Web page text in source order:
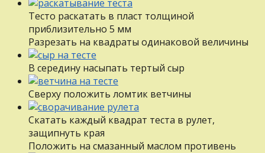
Тесто раскатать в пласт толщиной
приблизительно 5 мм
Разрезать на квадраты одинаковой величины
В середину насыпать тертый сыр
Сверху положить ломтик ветчины
Скатать каждый квадрат теста в рулет,
защипнуть края
Положить на смазанный маслом противень